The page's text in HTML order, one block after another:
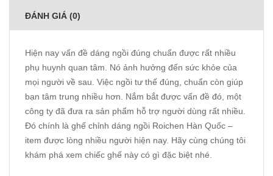
ĐÁNH GIÁ (0)
Hiện nay vấn đề dáng ngồi đúng chuẩn được rất nhiều
phụ huynh quan tâm. Nó ảnh hưởng đến sức khỏe của
mọi người về sau. Việc ngồi tư thế đúng, chuẩn còn giúp
bạn tâm trung nhiều hơn. Nắm bắt được vấn đề đó, một
công ty đã đưa ra sản phẩm hỗ trợ người dùng rất nhiều.
Đó chính là ghế chỉnh dáng ngồi Roichen Hàn Quốc –
item được lòng nhiều người hiện nay. Hãy cùng chúng tôi
khám phá xem chiếc ghế này có gì đặc biệt nhé.